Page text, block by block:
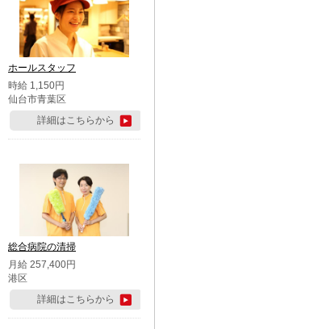
ホールスタッフ
時給 1,150円
仙台市青葉区
詳細はこちらから
総合病院の清掃
月給 257,400円
港区
詳細はこちらから